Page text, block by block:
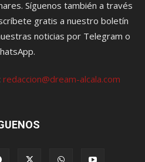
Síguenos también a través
gratis a nuestro boletín
noticias por Telegram o
redaccion@dream-alcala.com